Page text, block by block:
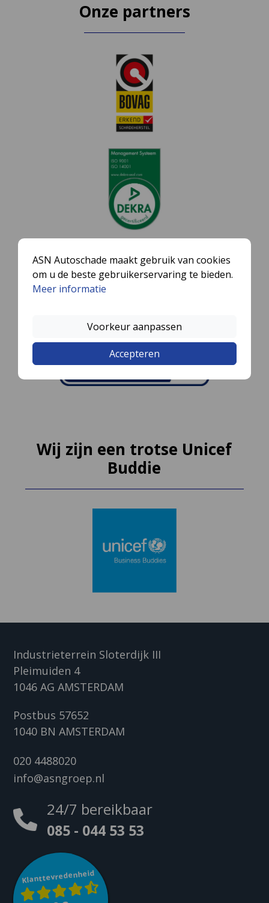
Onze partners
Wij zijn een trotse Unicef
Buddie
Industrieterrein Sloterdijk III
Pleimuiden 4
1046 AG AMSTERDAM
Postbus 57652
1040 BN AMSTERDAM
020 4488020
info@asngroep.nl
24/7 bereikbaar
085 - 044 53 53
Klanttevredenheid
ASN Autoschade maakt gebruik van cookies
om u de beste gebruikerservaring te bieden.
Meer informatie
Voorkeur aanpassen
Accepteren